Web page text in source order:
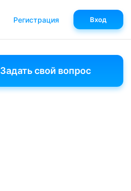
Задать свой вопрос
Регистрация Вход